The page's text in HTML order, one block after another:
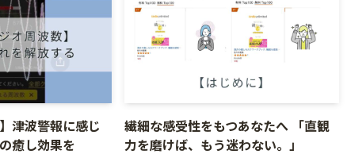
津波警報に感じ
癒し効果を
繊細な感受性をもつあなたへ 「直観
力を磨けば、もう迷わない。」